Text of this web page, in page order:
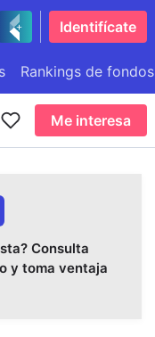
Identifícate
Rankings de fondos
Me interesa
Consulta
y toma ventaja